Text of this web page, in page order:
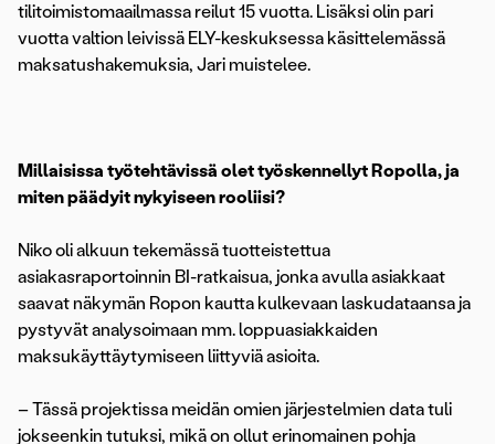
tilitoimistomaailmassa reilut 15 vuotta. Lisäksi olin pari
vuotta valtion leivissä ELY-keskuksessa käsittelemässä
maksatushakemuksia, Jari muistelee.
Millaisissa työtehtävissä olet työskennellyt Ropolla, ja
miten päädyit nykyiseen rooliisi?
Niko oli alkuun tekemässä tuotteistettua
asiakasraportoinnin BI-ratkaisua, jonka avulla asiakkaat
saavat näkymän Ropon kautta kulkevaan laskudataansa ja
pystyvät analysoimaan mm. loppuasiakkaiden
maksukäyttäytymiseen liittyviä asioita.
– Tässä projektissa meidän omien järjestelmien data tuli
jokseenkin tutuksi, mikä on ollut erinomainen pohja